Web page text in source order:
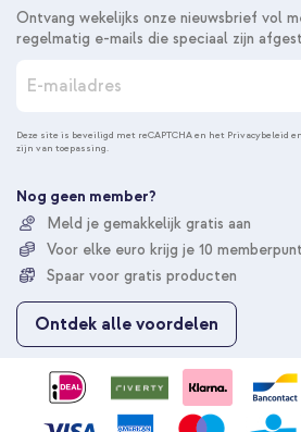
Ontvang wekelijks onze nieuwsbrief vol
regelmatig e-mails die speciaal zijn
n
n
e
u
o
p
o
z
Deze site is beveiligd met reCAPTCHA en het Privacybeleid
zijn van toepassing.
Nog geen member?
Meld je gemakkelijk gratis aan
Voor elke euro krijg je 10
Spaar voor gratis producten
Ontdek alle voordelen